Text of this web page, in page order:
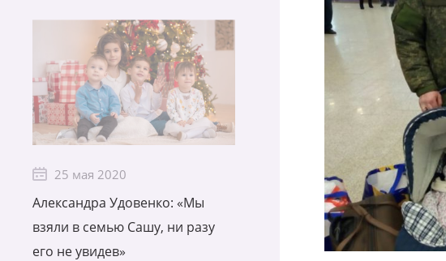
25 мая 2020
Александра Удовенко: «Мы
взяли в семью Сашу, ни разу
его не увидев»